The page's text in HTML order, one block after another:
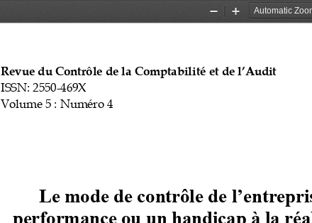
Zoom
Zoom
Revue du Contrôle de la Comptabilité et de l’Audit
ISSN: 2550-469X
Volume 5 : Numéro 4
Le mode de contrôle de
performance ou un handicap à la